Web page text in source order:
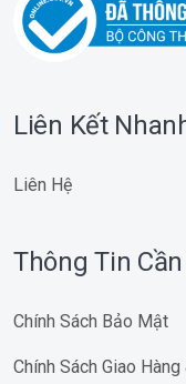
Liên Kết
Liên Hệ
Thông Tin
Chính Sách Bảo Mật
Chính Sách Giao Hàng